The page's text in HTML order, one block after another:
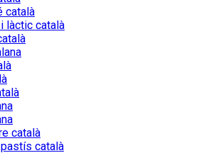
català
làctic català
català
català